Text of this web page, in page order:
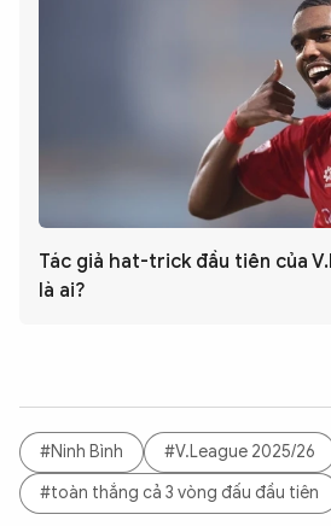
Tác giả hat-trick đầu tiên của
là ai?
#Ninh Bình
#V.League 2025/26
#toàn thắng cả 3 vòng đấu đầu tiên